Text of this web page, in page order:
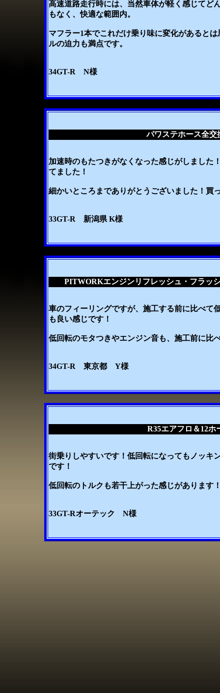
高速道路走行時には、当然車体が軽く感じてど
もなく、快適な範囲内。
マフラー1本でこれだけ乗り味に変化があると
ルの迫力も満点です。
34GT-R N様
パワステホース全交
加速時のもたつきがなくなった感じがしました
てました！
細かいところまでありがとうございました！買
33GT-R 新潟県 K様
PITWORKエンジンリフレッシュ・フラッ
車のフィーリングですが、施工する前に比べて
も良い感じです！
低回転のモタつきやエンジン音も、施工前に比
34GT-R 東京都 Y様
R35エアフロ＆12ホ
街乗りしやすいです！低回転になってもノッキ
です！
低回転のトルクも若干上がった感じがあります
33GT-Rオーテック N様